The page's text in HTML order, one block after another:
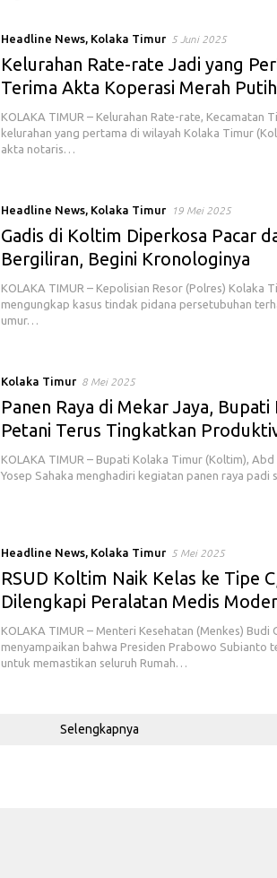
Headline News, Kolaka Timur 5 Juni 2025
Kelurahan Rate-rate Jadi yang
Terima Akta Koperasi Merah Putih
KOLAKA TIMUR – Kelurahan Rate-rate, Kecamatan
kelurahan yang pertama di wilayah Kolaka Timur
akta notaris…
Headline News, Kolaka Timur 19 Mei 2025
Gadis di Koltim Diperkosa Pacar
Bergiliran, Begini Kronologinya
KOLAKA TIMUR – Kepolisian Resor (Polres) Kolaka
mengungkap kasus tindak pidana persetubuhan
umur…
Kolaka Timur 8 Mei 2025
Panen Raya di Mekar Jaya,
Petani Terus Tingkatkan
KOLAKA TIMUR – Bupati Kolaka Timur (Koltim),
Yosep Sahaka menghadiri kegiatan panen raya padi
Headline News, Kolaka Timur 5 Mei 2025
RSUD Koltim Naik Kelas ke Tipe
Dilengkapi Peralatan Medis
KOLAKA TIMUR – Menteri Kesehatan (Menkes) Budi
menyampaikan bahwa Presiden Prabowo Subianto
untuk memastikan seluruh Rumah…
Selengkapnya